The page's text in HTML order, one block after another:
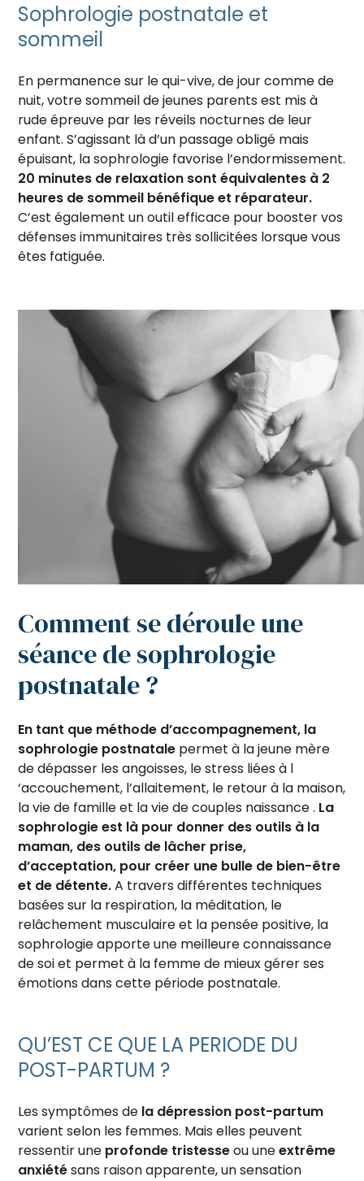
Sophrologie postnatale et
sommeil
En permanence sur le qui-vive, de jour comme de
nuit, votre sommeil de jeunes parents est mis à
rude épreuve par les réveils nocturnes de leur
enfant. S’agissant là d’un passage obligé mais
épuisant, la sophrologie favorise l’endormissement.
20 minutes de relaxation sont équivalentes à 2
heures de sommeil bénéfique et réparateur.
C’est également un outil efficace pour booster vos
défenses immunitaires très sollicitées lorsque vous
êtes fatiguée.
Comment se déroule une
séance de sophrologie
postnatale ?
En tant que méthode d’accompagnement, la
sophrologie postnatale permet à la jeune mère
de dépasser les angoisses, le stress liées à l
‘accouchement, l’allaitement, le retour à la maison,
la vie de famille et la vie de couples naissance . La
sophrologie est là pour donner des outils à la
maman, des outils de lâcher prise,
d’acceptation, pour créer une bulle de bien-être
et de détente.A travers différentes techniques
basées sur la respiration, la méditation, le
relâchement musculaire et la pensée positive, la
sophrologie apporte une meilleure connaissance
de soi et permet à la femme de mieux gérer ses
émotions dans cette période postnatale.
QU’EST CE QUE LA PERIODE DU
POST-PARTUM ?
Les symptômes de la dépression post-partum
varient selon les femmes. Mais elles peuvent
ressentir une profonde tristesseou uneextrême
anxiétésans raison apparente, un sensation